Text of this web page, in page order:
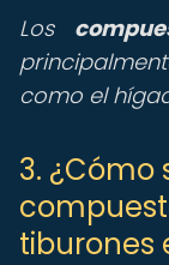
Los
como el
3. ¿Cómo
tiburones